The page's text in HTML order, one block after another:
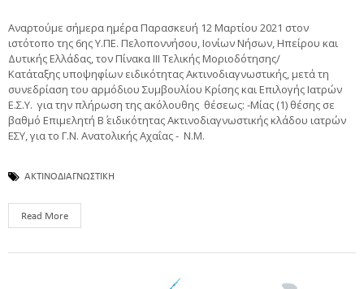
Αναρτούμε σήμερα ημέρα Παρασκευή 12 Μαρτίου 2021 στον
ιστότοπο της 6ης Υ.ΠΕ. Πελοποννήσου, Ιονίων Νήσων, Ηπείρου και
Δυτικής Ελλάδας, τον Πίνακα ΙΙΙ Τελικής Μοριοδότησης/
Κατάταξης υποψηφίων ειδικότητας Ακτινοδιαγνωστικής, μετά τη
συνεδρίαση του αρμόδιου Συμβουλίου Κρίσης και Επιλογής Ιατρών
Ε.Σ.Υ. για την πλήρωση της ακόλουθης θέσεως: -Μίας (1) θέσης σε
βαθμό Επιμελητή Β΄ ειδικότητας Ακτινοδιαγνωστικής κλάδου ιατρών
ΕΣΥ, για το Γ.Ν. Ανατολικής Αχαΐας - Ν.Μ.
ΑΚΤΙΝΟΔΙΑΓΝΩΣΤΙΚΗ
Read More